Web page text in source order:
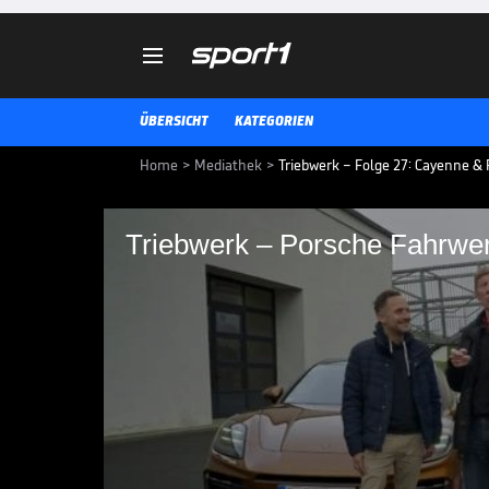

ÜBERSICHT KATEGORIEN
Home > Mediathek > Triebwerk – Folge 27: Cayenne
Triebwerk –
Active Ride im
Tim Schrick I
Das nächste Weltwunder?
Wunderwerk "Active Ride" auf